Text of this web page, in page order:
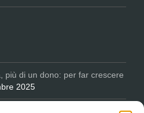
più di un dono: per far crescere
2025